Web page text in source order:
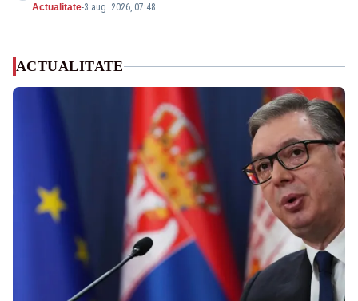
Actualitate-3 aug. 2026, 07:48
ACTUALITATE